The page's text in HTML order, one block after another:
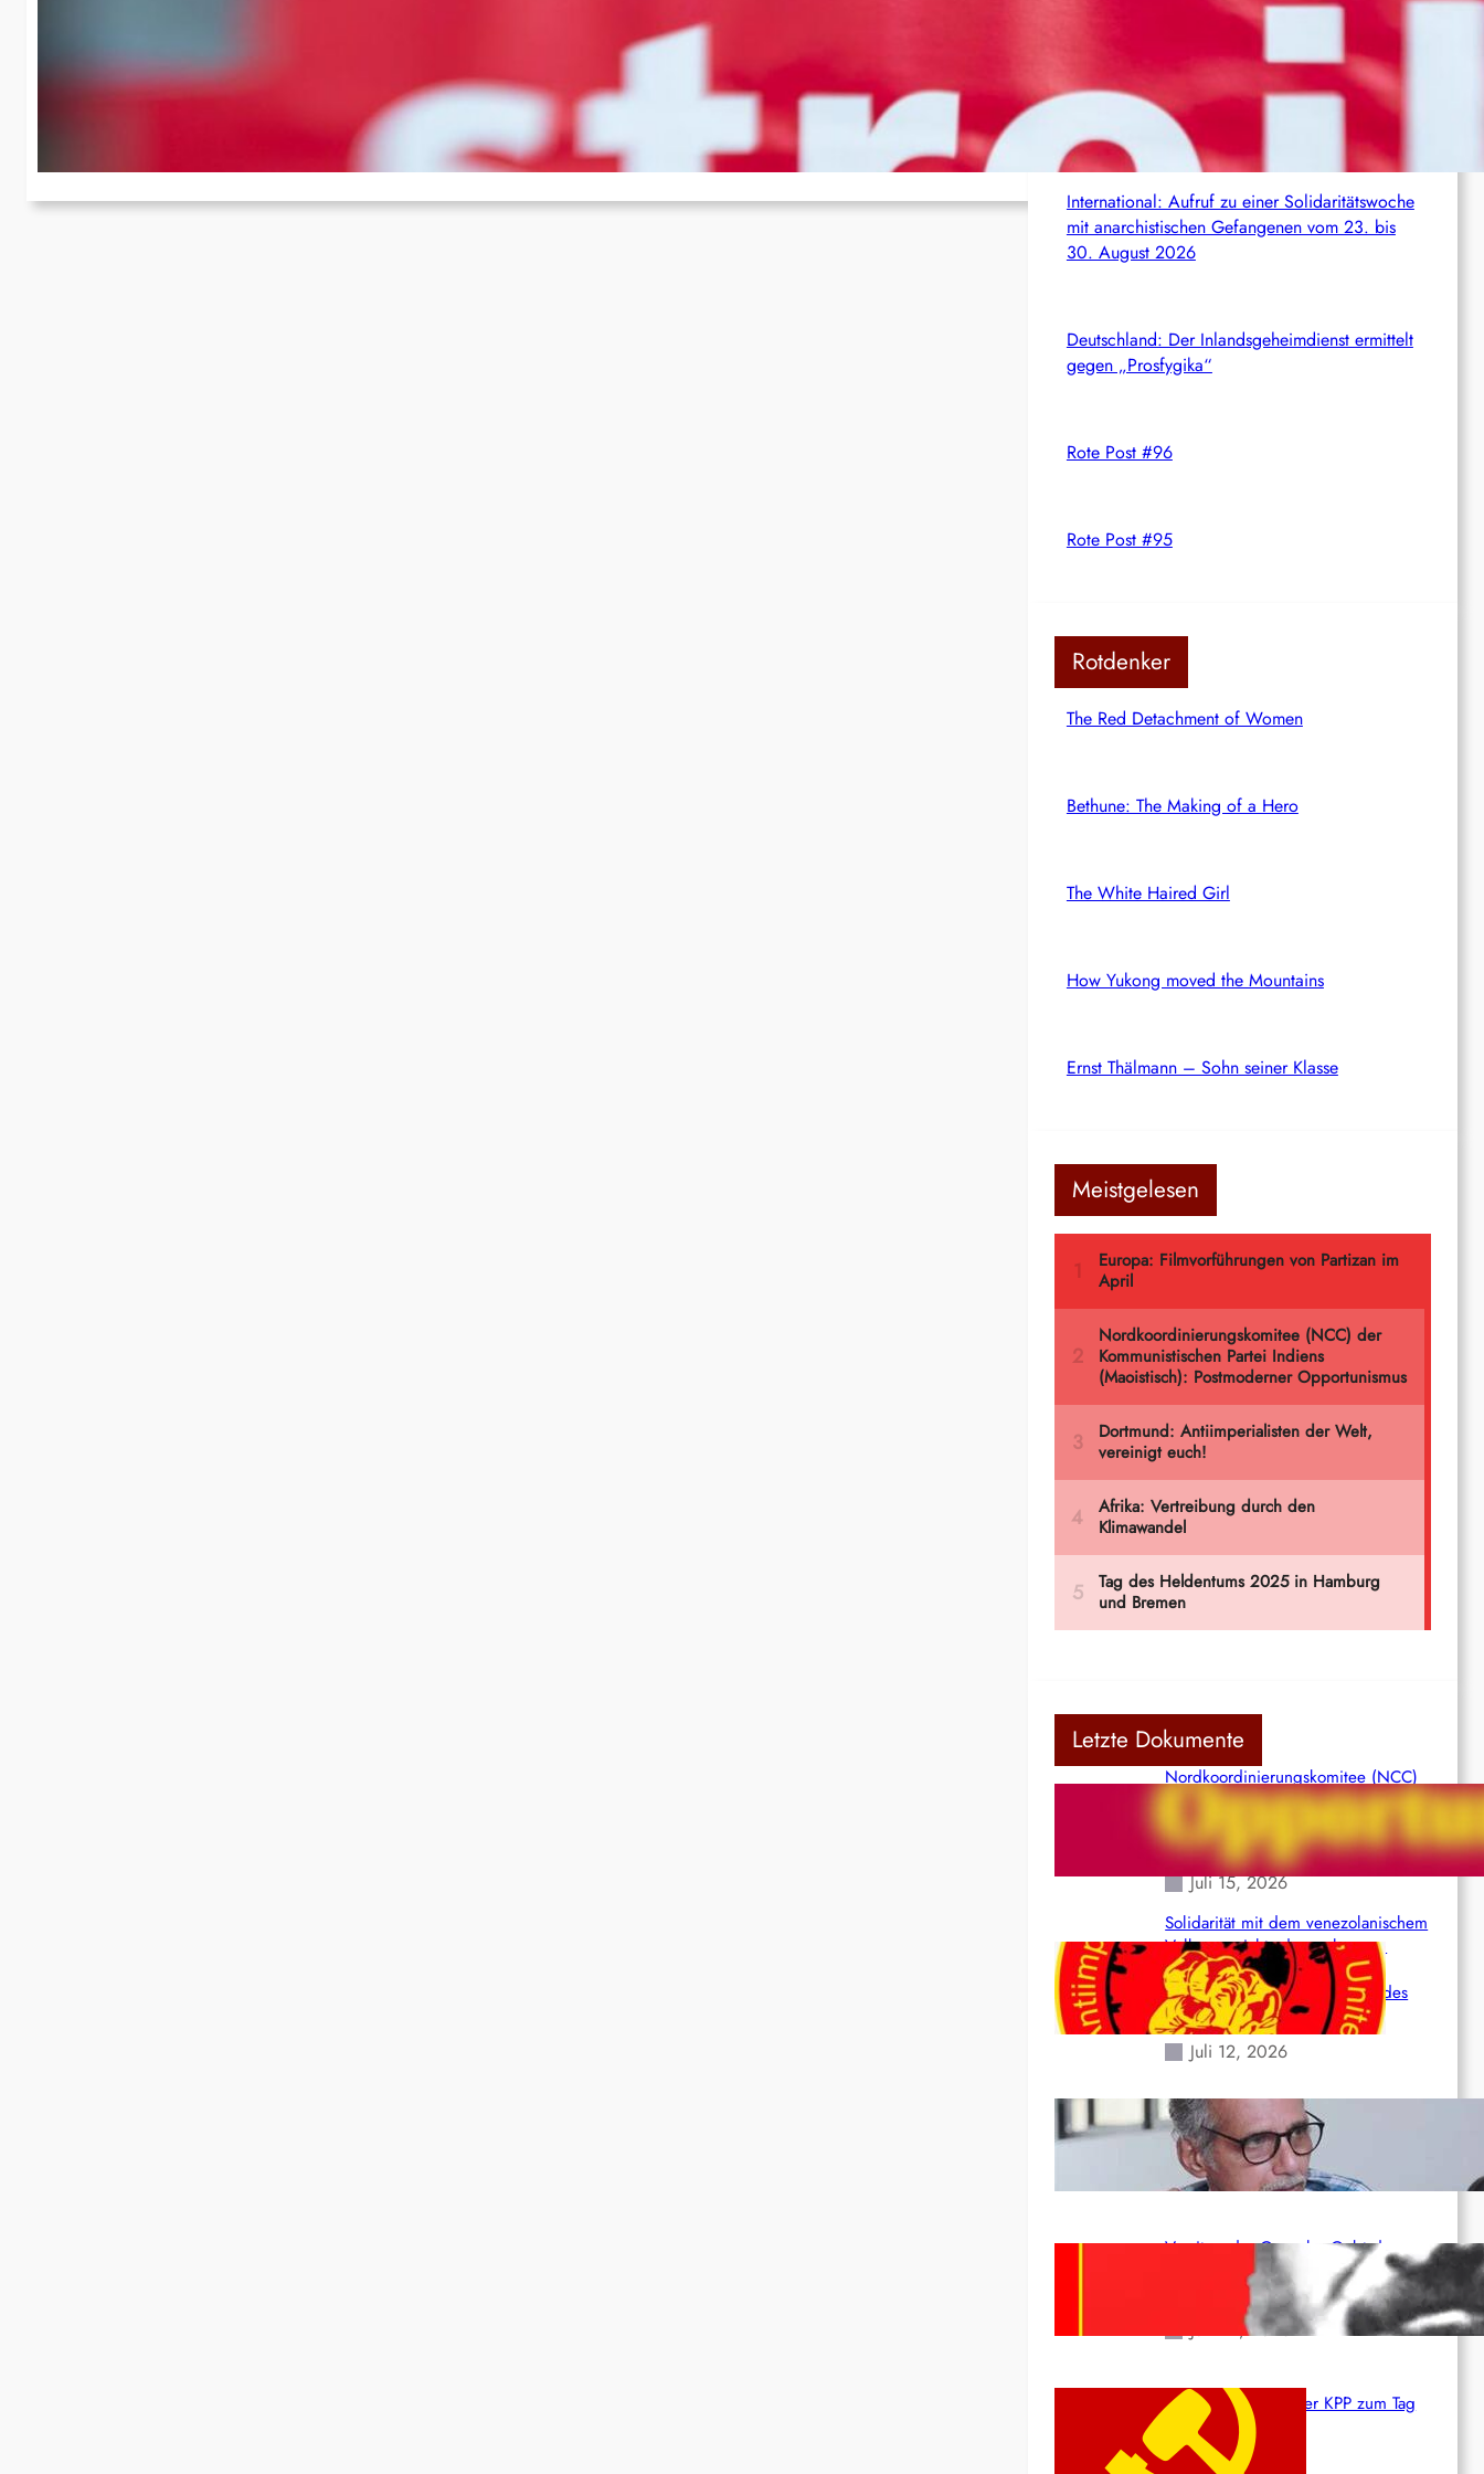
bundesweit stillstehen
Ver.di hat für den kommenden Montag deutschlandweit (außer
Niedersachsen) zu Warnstreiks aufgerufen. In diversen Städten und
Kommunen fällt der öffentliche…
Aktuelles aus dem Netz
Syrien: Der kurdische Journalist Ahmet Polad ist
seit 200 Tagen in Haft – die Solidarität wächst
International: Aufruf zu einer Solidaritätswoche
mit anarchistischen Gefangenen vom 23. bis
30. August 2026
Deutschland: Der Inlandsgeheimdienst ermittelt
gegen „Prosfygika“
Rote Post #96
Rote Post #95
Rotdenker
The Red Detachment of Women
Bethune: The Making of a Hero
The White Haired Girl
How Yukong moved the Mountains
Ernst Thälmann – Sohn seiner Klasse
Meistgelesen
Letzte Dokumente
Nordkoordinierungskomitee (NCC)
der Kommunistischen Partei Indiens
(Maoistisch): Postmoderner
Opportunismus
Juli 15, 2026
Solidarität mit dem venezolanischem
Volk angesichts der verlorenen
Leben und der katastrophalen
Situation durch die Erdbeben des
24. Juni!
Juli 12, 2026
Indien: „Die Politik der Kapitulation“
von K. Murali (Ajith)
Juli 1, 2026
Vorsitzender Gonzalo: Gebt das
Leben für die Partei und die
Revolution!
Juni 19, 2026
Beschluss des ZK der KPP zum Tag
des Heldentums
Juni 19, 2026